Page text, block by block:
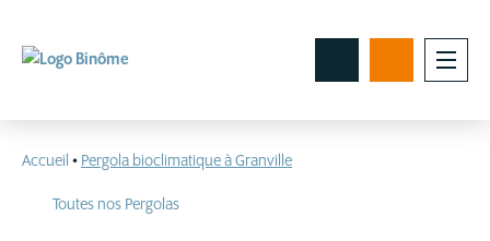
Accueil • Pergola bioclimatique à Granville
Toutes nos Pergolas